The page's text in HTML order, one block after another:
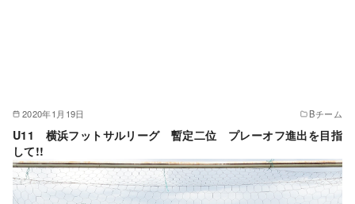
2020年1月19日 Bチーム
U11 横浜フットサルリーグ 暫定二位 プレーオフ進出を目指
して!!